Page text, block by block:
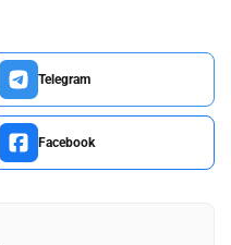
Telegram
Facebook